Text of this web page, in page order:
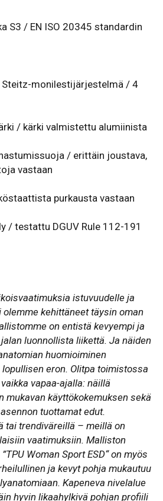
S3 / EN ISO 20345 standardin
Steitz-monilestijärjestelmä / 4
/ kärki valmistettu alumiinista
/ erittäin joustava,
vastaan
purkausta vastaan
/ testattu DGUV Rule 112-191
istuvuudelle ja
kehittäneet täysin oman
on entistä kevyempi ja
luonnollista liikettä. Ja näiden
huomioiminen
eron. Olitpa toimistossa
vapaa-ajalla: näillä
mukavan käyttökokemuksen sekä
tuottamat edut.
tai trendiväreillä – meillä on
vaatimuksiin. Malliston
Woman Sport ESD“ on myös
ja kevyt pohja mukautuu
Kapeneva nivelalue
hyvin likaahylkivä pohjan profiili